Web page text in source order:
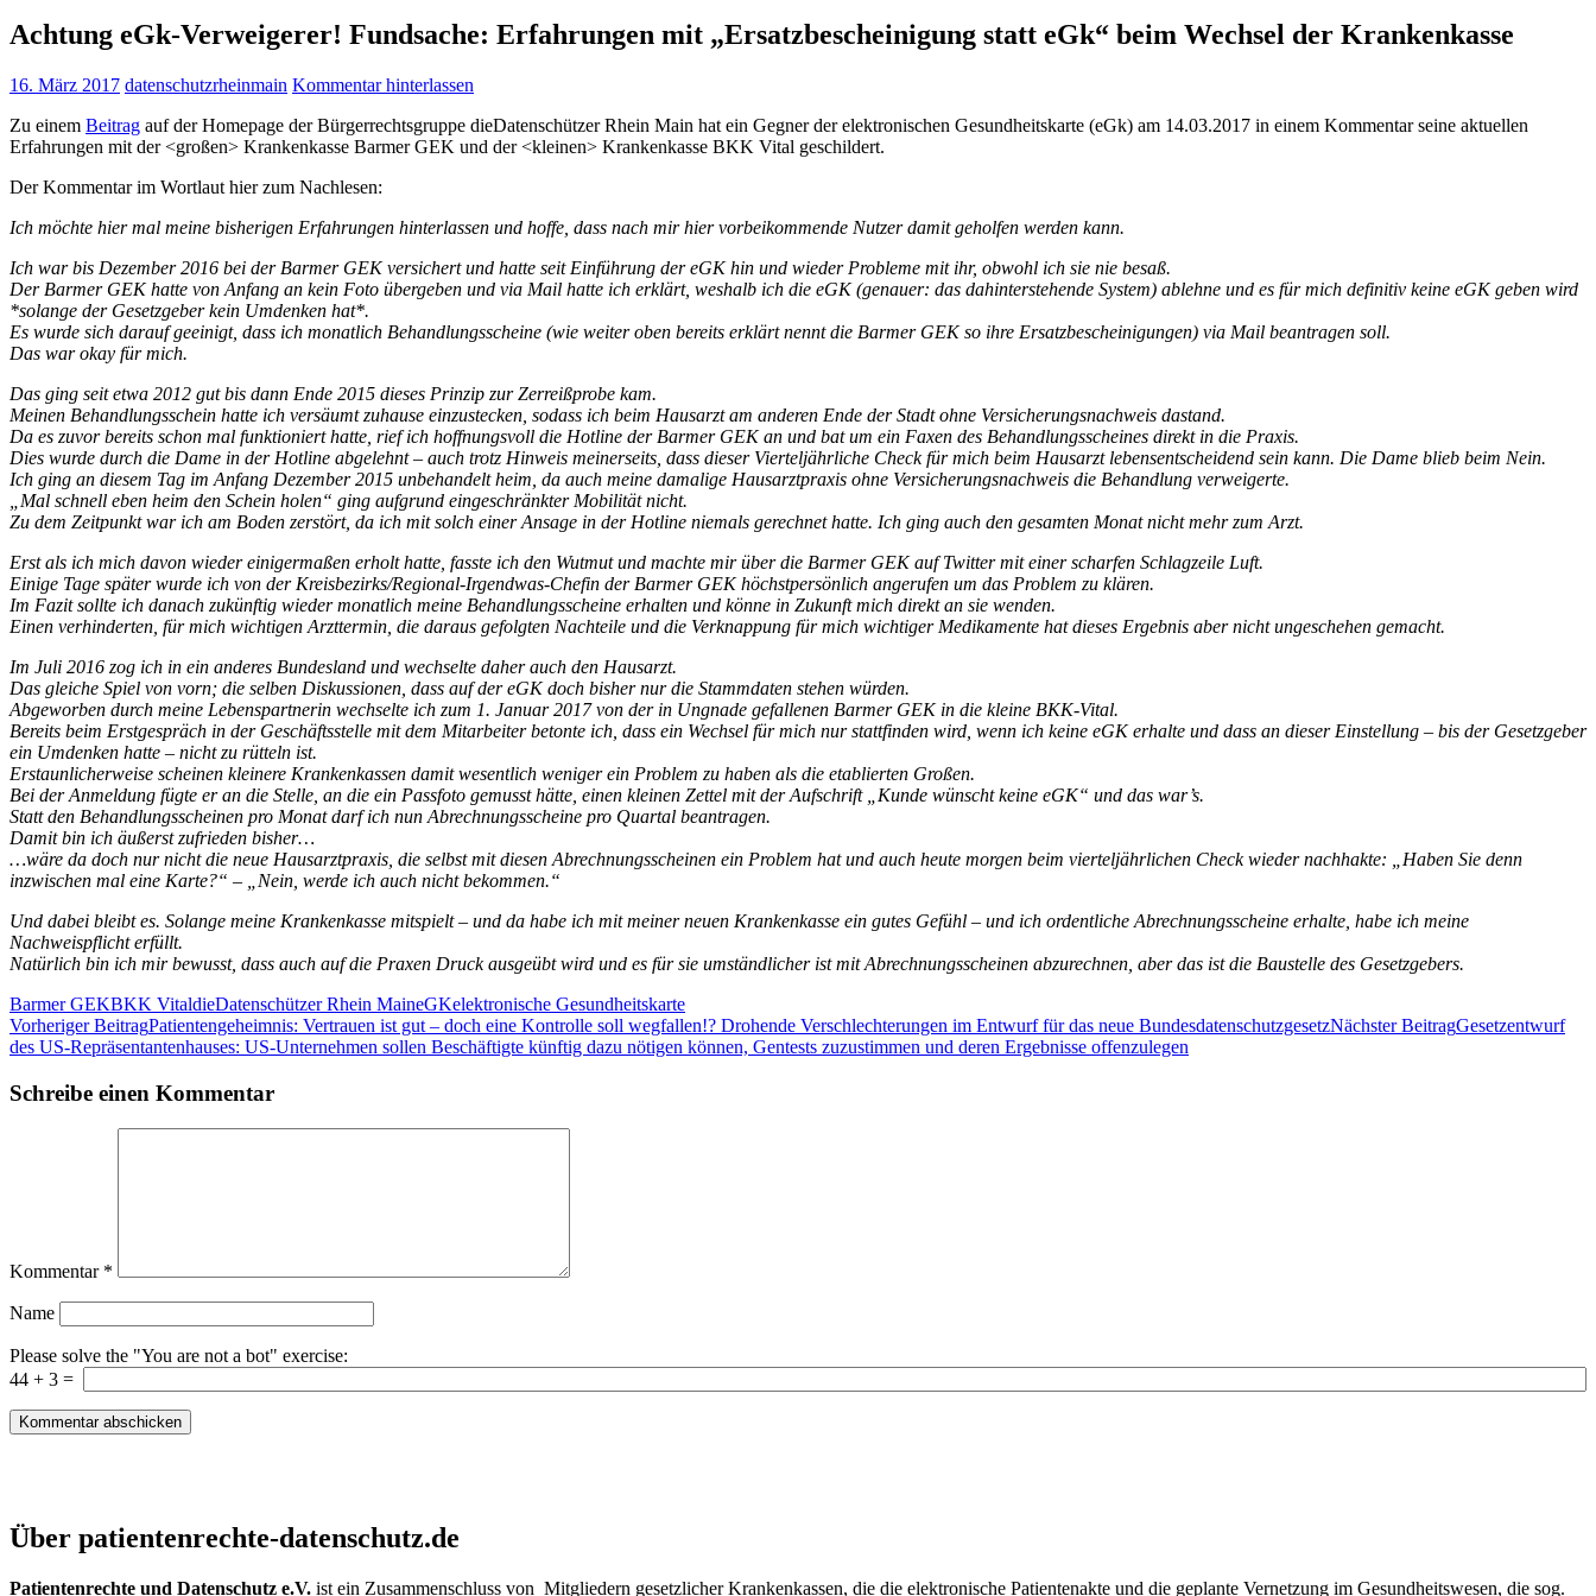
Achtung eGk-Verweigerer! Fundsache: Erfahrungen mit „Ersatzbescheinigung statt eGk“ beim Wechsel der Krankenkasse
16. März 2017 datenschutzrheinmain Kommentar hinterlassen
Zu einem Beitrag auf der Homepage der Bürgerrechtsgruppe dieDatenschützer Rhein Main hat ein Gegner der elektronischen Gesundheitskarte (eGk) am 14.03.2017 in einem Kommentar seine aktuellen
Erfahrungen mit der <großen> Krankenkasse Barmer GEK und der <kleinen> Krankenkasse BKK Vital geschildert.
Der Kommentar im Wortlaut hier zum Nachlesen:
Ich möchte hier mal meine bisherigen Erfahrungen hinterlassen und hoffe, dass nach mir hier vorbeikommende Nutzer damit geholfen werden kann.
Ich war bis Dezember 2016 bei der Barmer GEK versichert und hatte seit Einführung der eGK hin und wieder Probleme mit ihr, obwohl ich sie nie besaß.
Der Barmer GEK hatte von Anfang an kein Foto übergeben und via Mail hatte ich erklärt, weshalb ich die eGK (genauer: das dahinterstehende System) ablehne und es für mich definitiv keine eGK geben wird
*solange der Gesetzgeber kein Umdenken hat*.
Es wurde sich darauf geeinigt, dass ich monatlich Behandlungsscheine (wie weiter oben bereits erklärt nennt die Barmer GEK so ihre Ersatzbescheinigungen) via Mail beantragen soll.
Das war okay für mich.
Das ging seit etwa 2012 gut bis dann Ende 2015 dieses Prinzip zur Zerreißprobe kam.
Meinen Behandlungsschein hatte ich versäumt zuhause einzustecken, sodass ich beim Hausarzt am anderen Ende der Stadt ohne Versicherungsnachweis dastand.
Da es zuvor bereits schon mal funktioniert hatte, rief ich hoffnungsvoll die Hotline der Barmer GEK an und bat um ein Faxen des Behandlungsscheines direkt in die Praxis.
Dies wurde durch die Dame in der Hotline abgelehnt – auch trotz Hinweis meinerseits, dass dieser Vierteljährliche Check für mich beim Hausarzt lebensentscheidend sein kann. Die Dame blieb beim Nein.
Ich ging an diesem Tag im Anfang Dezember 2015 unbehandelt heim, da auch meine damalige Hausarztpraxis ohne Versicherungsnachweis die Behandlung verweigerte.
„Mal schnell eben heim den Schein holen“ ging aufgrund eingeschränkter Mobilität nicht.
Zu dem Zeitpunkt war ich am Boden zerstört, da ich mit solch einer Ansage in der Hotline niemals gerechnet hatte. Ich ging auch den gesamten Monat nicht mehr zum Arzt.
Erst als ich mich davon wieder einigermaßen erholt hatte, fasste ich den Wutmut und machte mir über die Barmer GEK auf Twitter mit einer scharfen Schlagzeile Luft.
Einige Tage später wurde ich von der Kreisbezirks/Regional-Irgendwas-Chefin der Barmer GEK höchstpersönlich angerufen um das Problem zu klären.
Im Fazit sollte ich danach zukünftig wieder monatlich meine Behandlungsscheine erhalten und könne in Zukunft mich direkt an sie wenden.
Einen verhinderten, für mich wichtigen Arzttermin, die daraus gefolgten Nachteile und die Verknappung für mich wichtiger Medikamente hat dieses Ergebnis aber nicht ungeschehen gemacht.
Im Juli 2016 zog ich in ein anderes Bundesland und wechselte daher auch den Hausarzt.
Das gleiche Spiel von vorn; die selben Diskussionen, dass auf der eGK doch bisher nur die Stammdaten stehen würden.
Abgeworben durch meine Lebenspartnerin wechselte ich zum 1. Januar 2017 von der in Ungnade gefallenen Barmer GEK in die kleine BKK-Vital.
Bereits beim Erstgespräch in der Geschäftsstelle mit dem Mitarbeiter betonte ich, dass ein Wechsel für mich nur stattfinden wird, wenn ich keine eGK erhalte und dass an dieser Einstellung – bis der Gesetzgeber
ein Umdenken hatte – nicht zu rütteln ist.
Erstaunlicherweise scheinen kleinere Krankenkassen damit wesentlich weniger ein Problem zu haben als die etablierten Großen.
Bei der Anmeldung fügte er an die Stelle, an die ein Passfoto gemusst hätte, einen kleinen Zettel mit der Aufschrift „Kunde wünscht keine eGK“ und das war’s.
Statt den Behandlungsscheinen pro Monat darf ich nun Abrechnungsscheine pro Quartal beantragen.
Damit bin ich äußerst zufrieden bisher…
…wäre da doch nur nicht die neue Hausarztpraxis, die selbst mit diesen Abrechnungsscheinen ein Problem hat und auch heute morgen beim vierteljährlichen Check wieder nachhakte: „Haben Sie denn
inzwischen mal eine Karte?“ – „Nein, werde ich auch nicht bekommen.“
Und dabei bleibt es. Solange meine Krankenkasse mitspielt – und da habe ich mit meiner neuen Krankenkasse ein gutes Gefühl – und ich ordentliche Abrechnungsscheine erhalte, habe ich meine
Nachweispflicht erfüllt.
Natürlich bin ich mir bewusst, dass auch auf die Praxen Druck ausgeübt wird und es für sie umständlicher ist mit Abrechnungsscheinen abzurechnen, aber das ist die Baustelle des Gesetzgebers.
Barmer GEKBKK VitaldieDatenschützer Rhein MaineGKelektronische Gesundheitskarte
Beitragsnavigation
Vorheriger BeitragPatientengeheimnis: Vertrauen ist gut – doch eine Kontrolle soll wegfallen!? Drohende Verschlechterungen im Entwurf für das neue BundesdatenschutzgesetzNächster BeitragGesetzentwurf
des US-Repräsentantenhauses: US-Unternehmen sollen Beschäftigte künftig dazu nötigen können, Gentests zuzustimmen und deren Ergebnisse offenzulegen
Schreibe einen Kommentar
Kommentar *
Name
Please solve the "You are not a bot" exercise:
44 + 3 =
Patientenrechte und Datenschutz e.V.
Über patientenrechte-datenschutz.de
Patientenrechte und Datenschutz e.V. ist ein Zusammenschluss von Mitgliedern gesetzlicher Krankenkassen, die die elektronische Patientenakte und die geplante Vernetzung im Gesundheitswesen, die sog.